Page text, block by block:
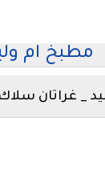
مطبخ ام
_ غراتان